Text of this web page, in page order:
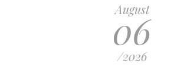
August
06
/2026